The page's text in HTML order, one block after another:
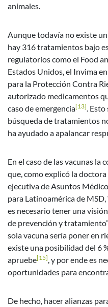
animales.
Aunque todavía no existe
hay 316 tratamientos bajo
regulatorios como el Food
Estados Unidos, el Invima
para la Protección Contra
autorizado medicamentos
caso de emergencia[13]. Esto
búsqueda de tratamientos
ha ayudado a apalancar
En el caso de las vacunas la
que, como explicó la
ejecutiva de Asuntos
para Latinoamérica de
es necesario tener una
de prevención y tratamiento”
sola vacuna sería poner en
existe una posibilidad del 6
apruebe[15], y por ende es
oportunidades para
De hecho, hacer alianzas